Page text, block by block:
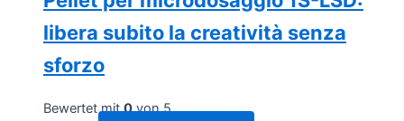
libera subito la creatività senza
sforzo
Bewertet mit0von 5